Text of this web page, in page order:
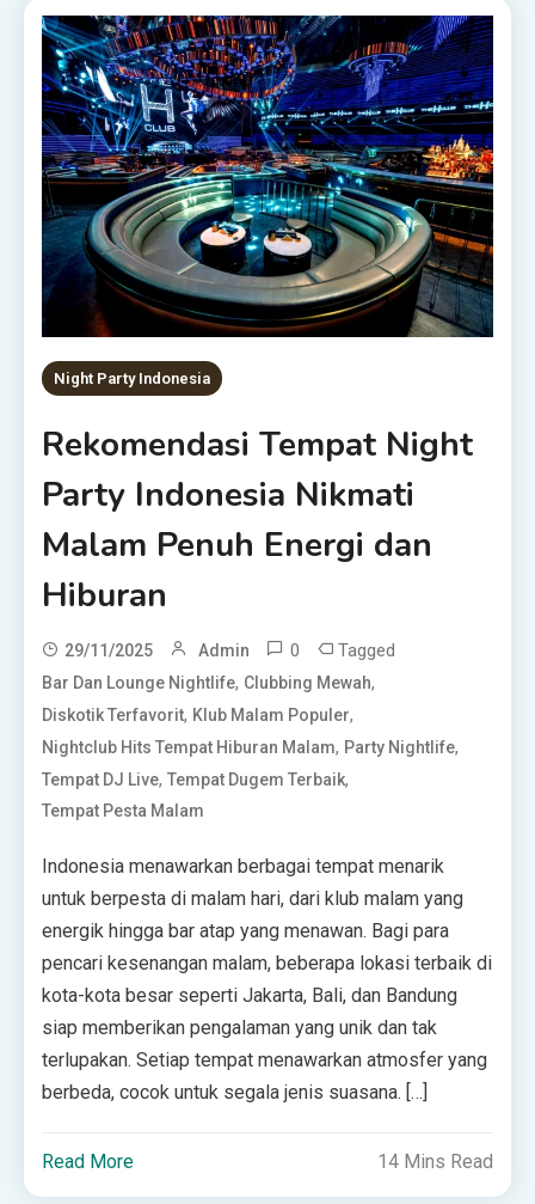
Night Party Indonesia
Rekomendasi Tempat Night
Party Indonesia Nikmati
Malam Penuh Energi dan
Hiburan
29/11/2025 Admin 0 Tagged
Bar Dan Lounge Nightlife, Clubbing Mewah,
Diskotik Terfavorit, Klub Malam Populer,
Nightclub Hits Tempat Hiburan Malam, Party Nightlife,
Tempat DJ Live,Tempat Dugem Terbaik,
Tempat Pesta Malam
Indonesia menawarkan berbagai tempat menarik
untuk berpesta di malam hari, dari klub malam yang
energik hingga bar atap yang menawan. Bagi para
pencari kesenangan malam, beberapa lokasi terbaik di
kota-kota besar seperti Jakarta, Bali, dan Bandung
siap memberikan pengalaman yang unik dan tak
terlupakan. Setiap tempat menawarkan atmosfer yang
berbeda, cocok untuk segala jenis suasana. […]
Read More 14 Mins Read